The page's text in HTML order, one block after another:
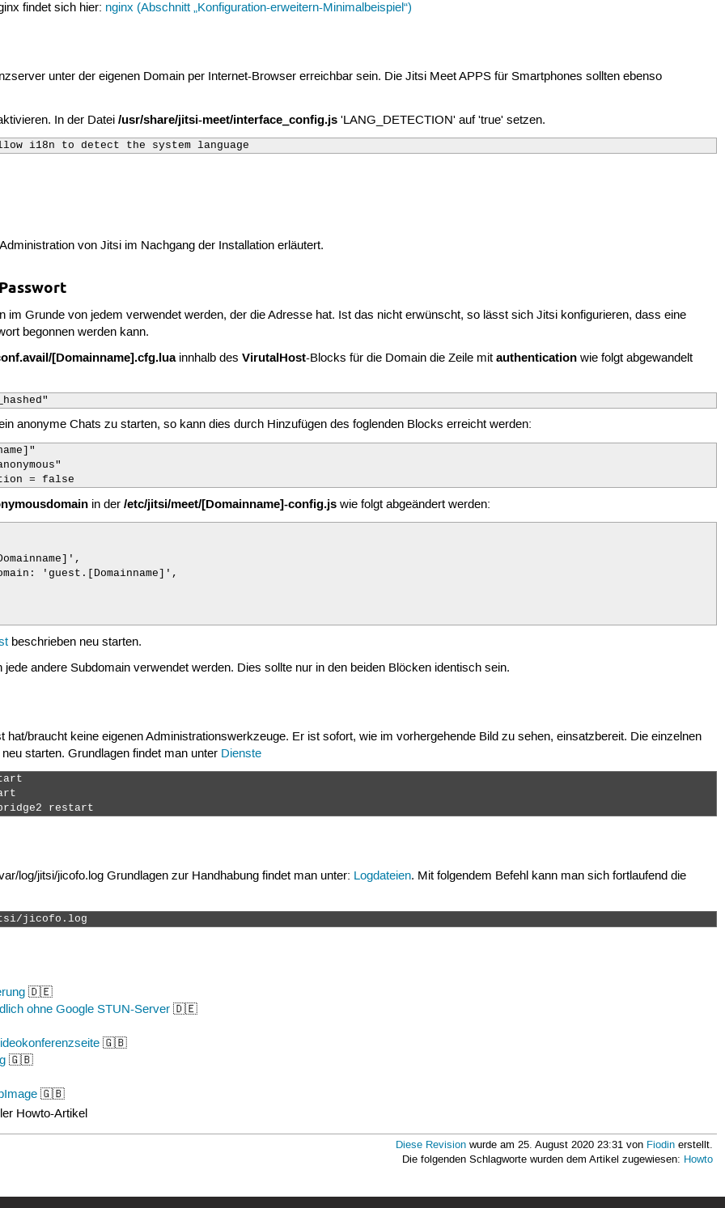
findet sich hier: nginx (Abschnitt „Konfiguration-erweitern-Minimalbeispiel“)
unter der eigenen Domain per Internet-Browser erreichbar sein. Die Jitsi Meet APPS für Smartphones sollten ebenso
In der Datei/usr/share/jitsi-meet/interface_config.js 'LANG_DETECTION' auf 'true' setzen.
i18n to detect the system language
von Jitsi im Nachgang der Installation erläutert.
im Grunde von jedem verwendet werden, der die Adresse hat. Ist das nicht erwünscht, so lässt sich Jitsi konfigurieren, dass eine
begonnen werden kann.
[Domainname].cfg.luainnhalb desVirutalHost-Blocks für die Domain die Zeile mitauthentication wie folgt abgewandelt
anonyme Chats zu starten, so kann dies durch Hinzufügen des foglenden Blocks erreicht werden:
= false
in der/etc/jitsi/meet/[Domainname]-config.js wie folgt abgeändert werden:
beschrieben neu starten.
jede andere Subdomain verwendet werden. Dies sollte nur in den beiden Blöcken identisch sein.
hat/braucht keine eigenen Administrationswerkzeuge. Er ist sofort, wie im vorhergehende Bild zu sehen, einsatzbereit. Die einzelnen
starten. Grundlagen findet man unter Dienste
restart
log/jitsi/jicofo.log Grundlagen zur Handhabung findet man unter: Logdateien. Mit folgendem Befehl kann man sich fortlaufend die
jicofo.log
🇩🇪
ohne Google STUN-Server🇩🇪
🇬🇧
🇬🇧
🇬🇧
Howto-Artikel
Diese Revision wurde am 25. August 2020 23:31 von Fiodin erstellt.
Die folgenden Schlagworte wurden dem Artikel zugewiesen: Howto